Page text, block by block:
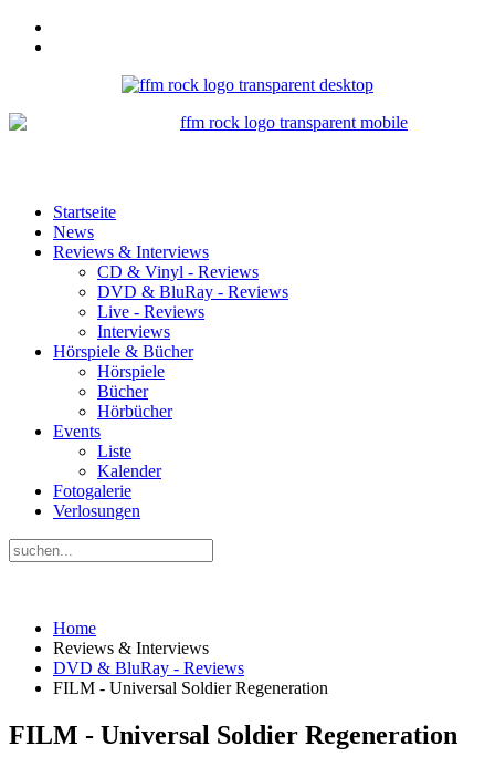
Startseite
News
Reviews & Interviews
CD & Vinyl - Reviews
DVD & BluRay - Reviews
Live - Reviews
Interviews
Hörspiele & Bücher
Hörspiele
Bücher
Hörbücher
Events
Liste
Kalender
Fotogalerie
Verlosungen
Home
Reviews & Interviews
DVD & BluRay - Reviews
FILM - Universal Soldier Regeneration
FILM - Universal Soldier Regeneration